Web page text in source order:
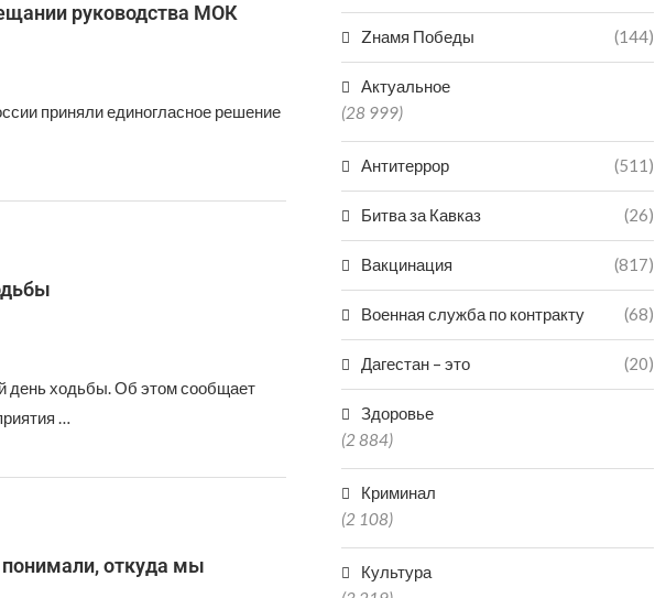
руководства МОК
приняли единогласное решение
день ходьбы. Об этом сообщает
…
откуда мы
Zнамя Победы (144)
Актуальное
(28 999)
Антитеррор (511)
Битва за Кавказ (26)
Вакцинация (817)
Военная служба по контракту (68)
Дагестан – это (20)
Здоровье
(2 884)
Криминал
(2 108)
Культура